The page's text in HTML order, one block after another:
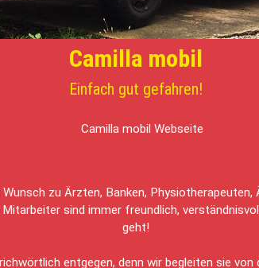
Camilla mobil
Einfach gut gefahren!
zu Ärzten, Banken,
sind immer freundlich,
geht!
entgegen, denn wir begleiten sie